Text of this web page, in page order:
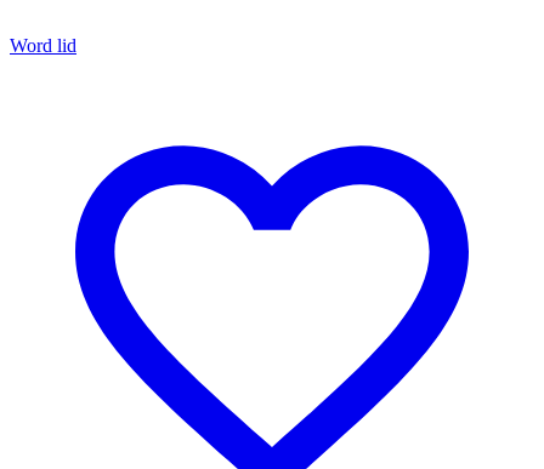
Word lid